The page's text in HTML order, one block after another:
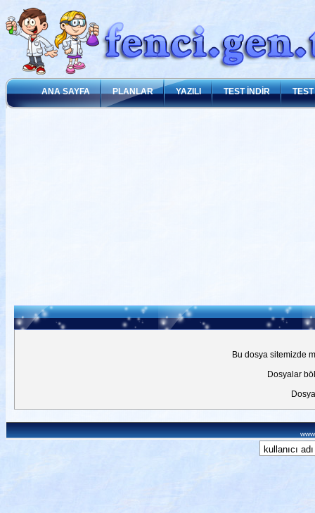
ANA SAYFA PLANLAR YAZILI TEST İNDİR
Bu dosya sitemizde
Dosyalar